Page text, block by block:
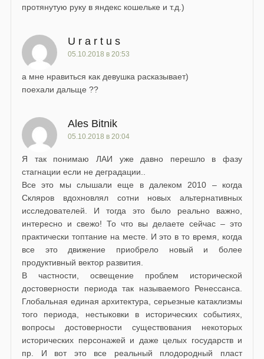
протянутую руку в яндекс кошельке и т.д.)
U r a r t u s
05.10.2018 в 20:53
а мне нравиться как девушка расказывает)
поехали дальще ??
Ales Bitnik
05.10.2018 в 20:04
Я так понимаю ЛАИ уже давно перешло в фазу
стагнации если не деградации..
Все это мы слышали еще в далеком 2010 – когда
Скляров вдохновлял сотни новых альтернативных
исследователей. И тогда это было реально важно,
интересно и свежо! То что вы делаете сейчас – это
практически топтание на месте. И это в то время, когда
все это движение приобрело новый и более
продуктивный вектор развития.
В частности, освещение проблем исторической
достоверности периода так называемого Ренессанса.
Глобальная единая архитектура, серьезные катаклизмы
того периода, нестыковки в исторических событиях,
вопросы достоверности существования некоторых
исторических персонажей и даже целых государств и
пр. И вот это все реальный плодородный пласт